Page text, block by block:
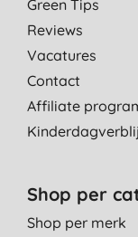
Green Tips
Reviews
Vacatures
Contact
Affiliate
Shop per
Shop per merk